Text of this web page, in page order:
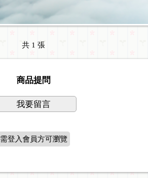
共 1 張
商品提問
我要留言
需登入會員方可瀏覽